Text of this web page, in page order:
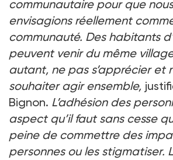
communautaire pour que
envisagions réellement
communauté. Des habitants
peuvent venir du même
autant, ne pas s’apprécier et
souhaiter agir ensemble,
Bignon. L’adhésion des
aspect qu’il faut sans cesse
peine de commettre des
personnes ou les stigmatiser.